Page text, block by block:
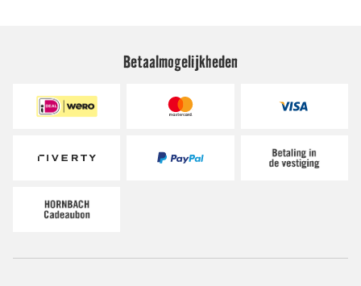
Betaalmogelijkheden